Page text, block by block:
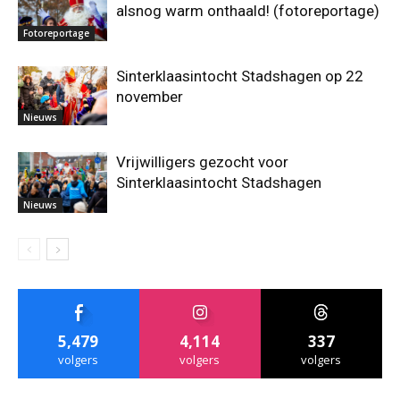
Fotoreportage
alsnog warm onthaald! (fotoreportage)
Nieuws
Sinterklaasintocht Stadshagen op 22
november
Nieuws
Vrijwilligers gezocht voor
Sinterklaasintocht Stadshagen
5,479
volgers
4,114
volgers
337
volgers